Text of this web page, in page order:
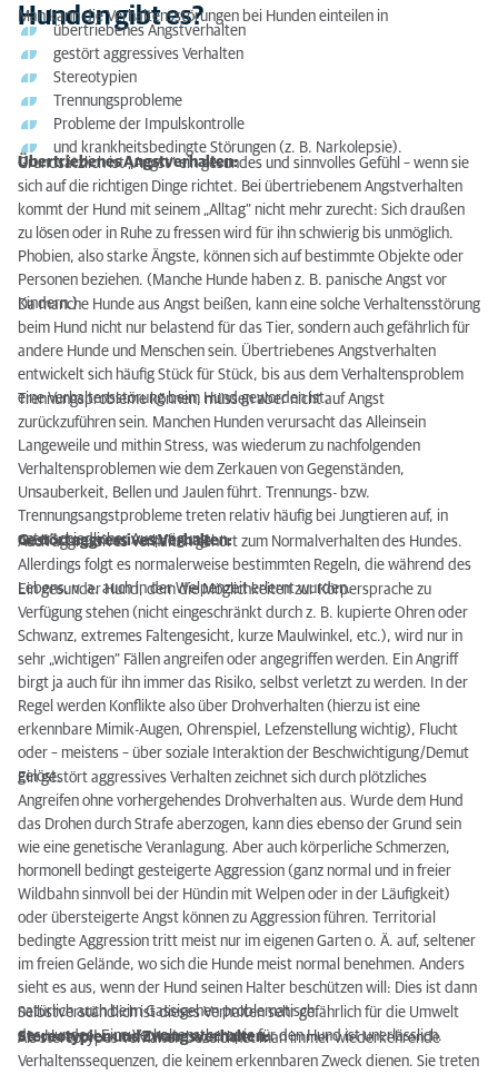
Hunden gibt es?
Man kann die Verhaltensstörungen bei Hunden einteilen in
übertriebenes Angstverhalten
gestört aggressives Verhalten
Stereotypien
Trennungsprobleme
Probleme der Impulskontrolle
und krankheitsbedingte Störungen (z. B. Narkolepsie).
Übertriebenes Angstverhalten:
Grundsätzlich ist „Angst“ ein gesundes und sinnvolles Gefühl – wenn sie
sich auf die richtigen Dinge richtet. Bei übertriebenem Angstverhalten
kommt der Hund mit seinem „Alltag“ nicht mehr zurecht: Sich draußen
zu lösen oder in Ruhe zu fressen wird für ihn schwierig bis unmöglich.
Phobien, also starke Ängste, können sich auf bestimmte Objekte oder
Personen beziehen. (Manche Hunde haben z. B. panische Angst vor
Kindern.)
Da manche Hunde aus Angst beißen, kann eine solche Verhaltensstörung
beim Hund nicht nur belastend für das Tier, sondern auch gefährlich für
andere Hunde und Menschen sein. Übertriebenes Angstverhalten
entwickelt sich häufig Stück für Stück, bis aus dem Verhaltensproblem
eine Verhaltensstörung beim Hund geworden ist.
Trennungsprobleme können, müssen aber nicht auf Angst
zurückzuführen sein. Manchen Hunden verursacht das Alleinsein
Langeweile und mithin Stress, was wiederum zu nachfolgenden
Verhaltensproblemen wie dem Zerkauen von Gegenständen,
Unsauberkeit, Bellen und Jaulen führt. Trennungs- bzw.
Trennungsangstprobleme treten relativ häufig bei Jungtieren auf, in
unterschiedlicher Ausprägung.
Gestört aggressives Verhalten:
Auch aggressives Verhalten gehört zum Normalverhalten des Hundes.
Allerdings folgt es normalerweise bestimmten Regeln, die während des
Lebens, v. a. auch in der Welpenzeit erlernt wurden.
Ein gesunder Hund, dem die Möglichkeiten zur Körpersprache zu
Verfügung stehen (nicht eingeschränkt durch z. B. kupierte Ohren oder
Schwanz, extremes Faltengesicht, kurze Maulwinkel, etc.), wird nur in
sehr „wichtigen“ Fällen angreifen oder angegriffen werden. Ein Angriff
birgt ja auch für ihn immer das Risiko, selbst verletzt zu werden. In der
Regel werden Konflikte also über Drohverhalten (hierzu ist eine
erkennbare Mimik-Augen, Ohrenspiel, Lefzenstellung wichtig), Flucht
oder – meistens – über soziale Interaktion der Beschwichtigung/Demut
gelöst.
Ein gestört aggressives Verhalten zeichnet sich durch plötzliches
Angreifen ohne vorhergehendes Drohverhalten aus. Wurde dem Hund
das Drohen durch Strafe aberzogen, kann dies ebenso der Grund sein
wie eine genetische Veranlagung. Aber auch körperliche Schmerzen,
hormonell bedingt gesteigerte Aggression (ganz normal und in freier
Wildbahn sinnvoll bei der Hündin mit Welpen oder in der Läufigkeit)
oder übersteigerte Angst können zu Aggression führen. Territorial
bedingte Aggression tritt meist nur im eigenen Garten o. Ä. auf, seltener
im freien Gelände, wo sich die Hunde meist normal benehmen. Anders
sieht es aus, wenn der Hund seinen Halter beschützen will: Dies ist dann
natürlich auch beim Gassigehen problematisch.
Selbstverständlich ist dieses Verhalten sehr gefährlich für die Umwelt
des Hundes! Eine Verhaltenstherapie für den Hund ist unerlässlich.
Stereotypien und Zwangsverhalten:
Als stereotypes Verhalten bezeichnet man immer wiederkehrende
Verhaltenssequenzen, die keinem erkennbaren Zweck dienen. Sie treten